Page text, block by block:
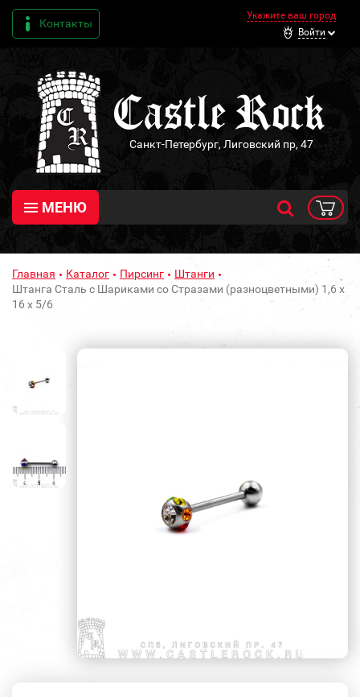
Контакты
Укажите ваш город
Войти
Санкт-Петербург, Лиговский пр, 47
МЕНЮ
Главная Каталог Пирсинг
Штанги
Штанга Сталь с Шариками со Стразами (разноцветными) 1,6 х
16 х 5/6